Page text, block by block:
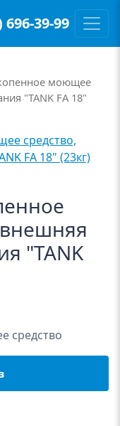
696-39-99
моющее
"TANK FA 18"
"TANK
средство